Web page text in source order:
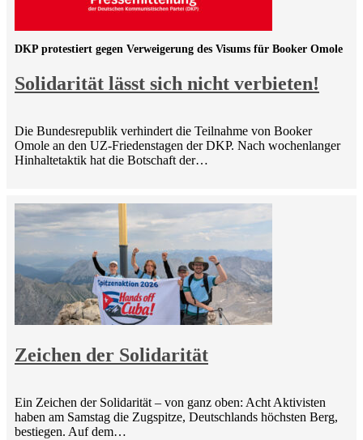
Solidarität lässt sich nicht verbieten!
DKP protestiert gegen Verweigerung des Visums für Booker Omole
Die Bundesrepublik verhindert die Teilnahme von Booker
Omole an den UZ-Friedenstagen der DKP. Nach wochenlanger
Hinhaltetaktik hat die Botschaft der…
Zeichen der Solidarität
Ein Zeichen der Solidarität – von ganz oben: Acht Aktivisten
haben am Samstag die Zugspitze, Deutschlands höchsten Berg,
bestiegen. Auf dem…